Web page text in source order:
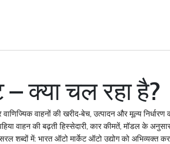
– क्या चल रहा है?
वाहनों की खरीद‑बेच, उत्पादन और मूल्य निर्धारण
वाहनकी बढ़ती हिस्सेदारी,कार कीमतें,मॉडल के
शब्दों में: भारत ऑटो मार्केट ऑटो उद्योगको अभिव्यक्त